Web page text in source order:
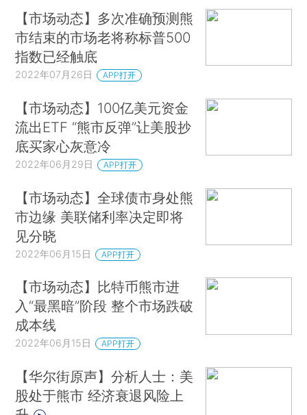
【市场动态】多次准确预测熊
市结束的市场老将称标普500
指数已经触底
2022年07月26日 APP打开
【市场动态】100亿美元资金
流出ETF “熊市反弹”让美股抄
底买家心灰意冷
2022年06月29日 APP打开
【市场动态】全球债市身处熊
市边缘 美联储利率决定即将
见分晓
2022年06月15日 APP打开
【市场动态】比特币熊市进
入“最黑暗”阶段 整个市场跌破
成本线
2022年06月15日 APP打开
【华尔街原声】分析人士：美
股处于熊市 经济衰退风险上